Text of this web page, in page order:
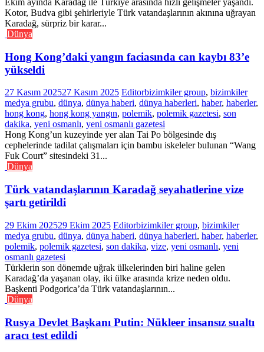
Ekim ayında Karadağ ile Türkiye arasında hızlı gelişmeler yaşandı.
Kotor, Budva gibi şehirleriyle Türk vatandaşlarının akınına uğrayan
Karadağ, sürpriz bir karar...
Dünya
Hong Kong’daki yangın faciasında can kaybı 83’e
yükseldi
27 Kasım 202527 Kasım 2025 Editorbizimkiler group, bizimkiler
medya grubu, dünya, dünya haberi, dünya haberleri, haber, haberler,
hong kong, hong kong yangın, polemik, polemik gazetesi, son
dakika, yeni osmanlı, yeni osmanlı gazetesi
Hong Kong’un kuzeyinde yer alan Tai Po bölgesinde dış
cephelerinde tadilat çalışmaları için bambu iskeleler bulunan “Wang
Fuk Court” sitesindeki 31...
Dünya
Türk vatandaşlarının Karadağ seyahatlerine vize
şartı getirildi
29 Ekim 202529 Ekim 2025 Editorbizimkiler group, bizimkiler
medya grubu, dünya, dünya haberi, dünya haberleri, haber, haberler,
polemik, polemik gazetesi, son dakika, vize, yeni osmanlı, yeni
osmanlı gazetesi
Türklerin son dönemde uğrak ülkelerinden biri haline gelen
Karadağ’da yaşanan olay, iki ülke arasında krize neden oldu.
Başkenti Podgorica’da Türk vatandaşlarının...
Dünya
Rusya Devlet Başkanı Putin: Nükleer insansız sualtı
aracı test edildi